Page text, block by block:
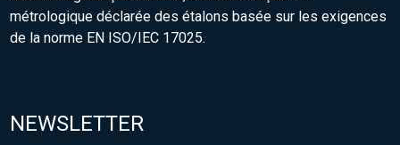
métrologique déclarée des étalons basée sur les exigences
de la norme EN ISO/IEC 17025.
NEWSLETTER